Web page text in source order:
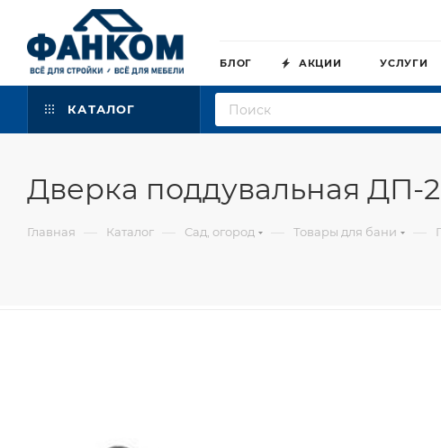
БЛОГ АКЦИИ УСЛУГИ
КАТАЛОГ
Дверка поддувальная ДП-2
Главная — Каталог — Сад, огород — Товары для бани —